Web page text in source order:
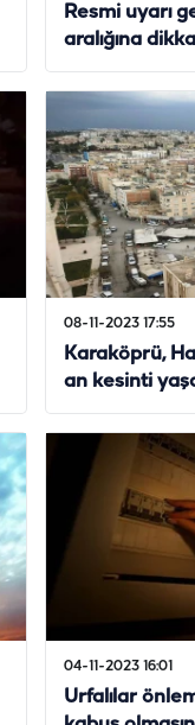
Resmi uyarı
aralığına
08-11-2023 17:55
Karaköprü,
an kesinti
04-11-2023 16:01
Urfalılar önleminizi